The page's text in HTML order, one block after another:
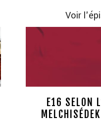
Voir
E16 SELON